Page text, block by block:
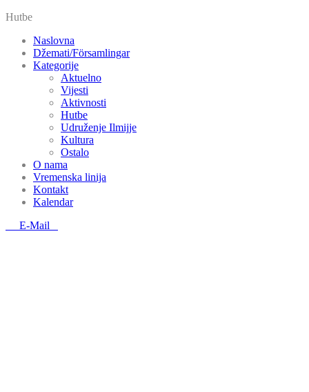
Hutbe
Naslovna
Džemati/Församlingar
Kategorije
Aktuelno
Vijesti
Aktivnosti
Hutbe
Udruženje Ilmijje
Kultura
Ostalo
O nama
Vremenska linija
Kontakt
Kalendar
E-Mail